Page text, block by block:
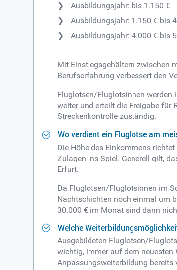
Ausbildungsjahr: bis 1.150 €
Ausbildungsjahr: 1.150 € bis
Ausbildungsjahr: 4.000 € bis
Mit Einstiegsgehältern zwischen
Berufserfahrung verbessert den
Fluglotsen/Fluglotsinnen werden
weiter und erteilt die Freigabe für
Streckenkontrolle zuständig.
Wo verdient ein Fluglotse am
Die Höhe des Einkommens
Zulagen ins Spiel. Generell gilt,
Erfurt.
Da Fluglotsen/Fluglotsinnen im
Nachtschichten noch einmal um
30.000 € im Monat sind dann
Welche
Ausgebildeten Fluglotsen/
wichtig, immer auf dem neuesten
Anpassungsweiterbildung bereits